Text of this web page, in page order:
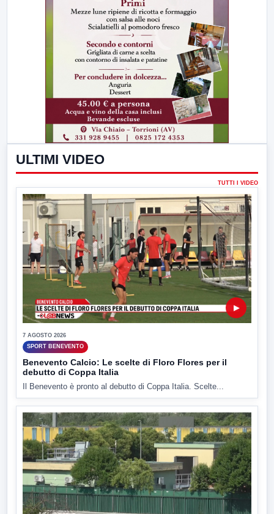
ULTIMI VIDEO
TUTTI I VIDEO
▶
7 AGOSTO 2026
SPORT BENEVENTO
Benevento Calcio: Le scelte di Floro Flores per il
debutto di Coppa Italia
Il Benevento è pronto al debutto di Coppa Italia. Scelte...